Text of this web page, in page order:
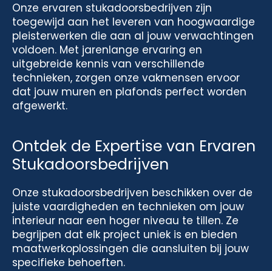
Onze ervaren stukadoorsbedrijven zijn
toegewijd aan het leveren van hoogwaardige
pleisterwerken die aan al jouw verwachtingen
voldoen. Met jarenlange ervaring en
uitgebreide kennis van verschillende
technieken, zorgen onze vakmensen ervoor
dat jouw muren en plafonds perfect worden
afgewerkt.
Ontdek de Expertise van Ervaren
Stukadoorsbedrijven
Onze stukadoorsbedrijven beschikken over de
juiste vaardigheden en technieken om jouw
interieur naar een hoger niveau te tillen. Ze
begrijpen dat elk project uniek is en bieden
maatwerkoplossingen die aansluiten bij jouw
specifieke behoeften.